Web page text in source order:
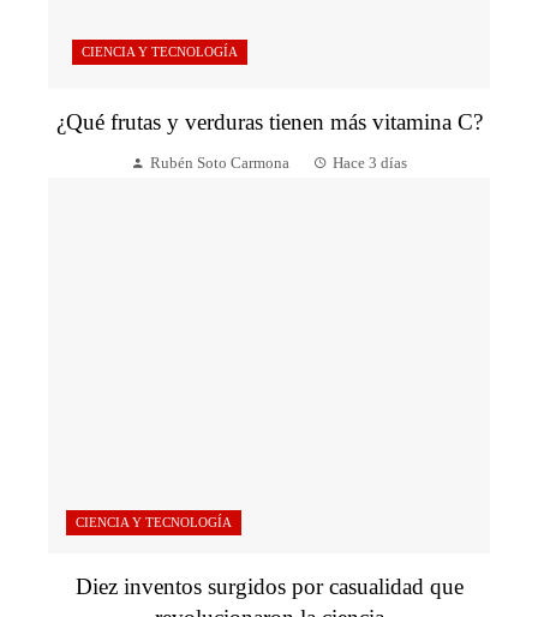
CIENCIA Y TECNOLOGÍA
¿Qué frutas y verduras tienen más vitamina C?
Rubén Soto Carmona Hace 3 días
CIENCIA Y TECNOLOGÍA
Diez inventos surgidos por casualidad que